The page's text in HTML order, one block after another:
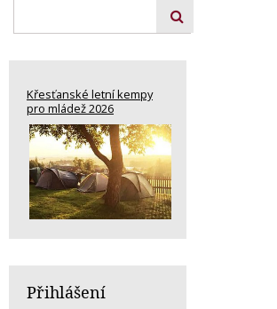
Křesťanské letní kempy
pro mládež 2026
Přihlášení